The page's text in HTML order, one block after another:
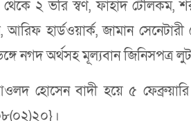
থেকে ২ ভরি স্বর্ণ, ফাহাদ
হার্ডওয়ার্ক, জামান
নগদ অর্থসহ মূল্যবান জিনিসপত্র
হোসেন বাদী হয়ে ৫ ফেব্রুয়ারি